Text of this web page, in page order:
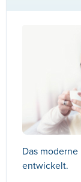
Das
entwickelt.